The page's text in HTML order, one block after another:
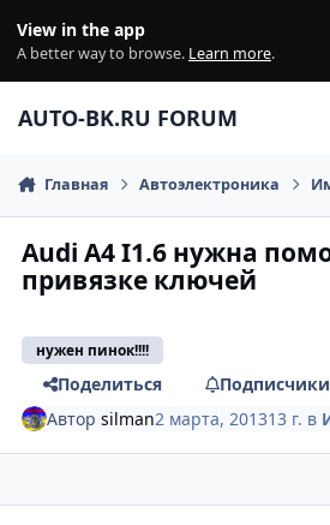
View in the app
A better way to browse. Learn more.
AUTO-BK.RU FORUM
Главная Автоэлектроника
Audi A4 I1.6 нужна
привязке ключей
нужен пинок!!!!
Поделиться
Подписчики
Авторsilman2 марта, 201313 г. в